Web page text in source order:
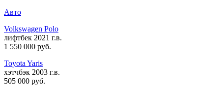
Авто
Volkswagen Polo
лифтбек 2021 г.в.
1 550 000 руб.
Toyota Yaris
хэтчбэк 2003 г.в.
505 000 руб.